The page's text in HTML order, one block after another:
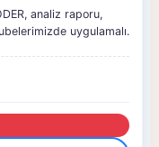
analiz raporu,
uygulamalı.